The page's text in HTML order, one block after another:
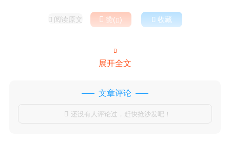
 阅读原文  赞()  收藏

展开全文
文章评论
 还没有人评论过，赶快抢沙发吧！